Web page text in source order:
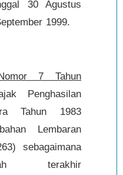
30 Agustus
1999.
7 Tahun
Penghasilan
Tahun 1983
Lembaran
sebagaimana
terakhir